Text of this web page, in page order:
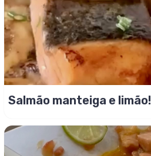
Salmão manteiga e limão!